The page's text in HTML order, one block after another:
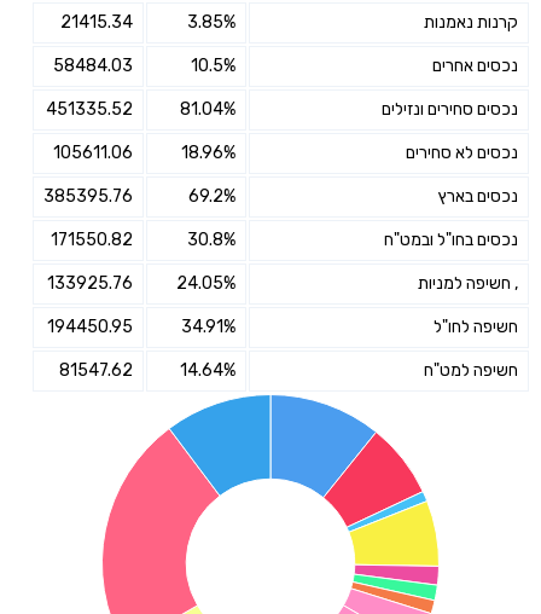
קרנות נאמנות 3.85%
21415.34
נכסים אחרים 10.5%
58484.03
נכסים סחירים ונזילים 81.04%
451335.52
נכסים לא סחירים 18.96%
105611.06
נכסים בארץ 69.2%
385395.76
נכסים בחו"ל ובמט"ח 30.8%
171550.82
, חשיפה למניות 24.05%
133925.76
חשיפה לחו"ל 34.91%
194450.95
חשיפה למט"ח 14.64%
81547.62